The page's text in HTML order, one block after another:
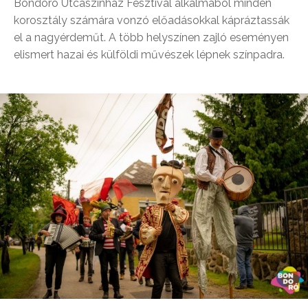
Bondoró Utcaszínház Fesztivál alkalmából minden
korosztály számára vonzó előadásokkal kápráztassák
el a nagyérdeműt. A több helyszínen zajló eseményen
elismert hazai és külföldi művészek lépnek színpadra.